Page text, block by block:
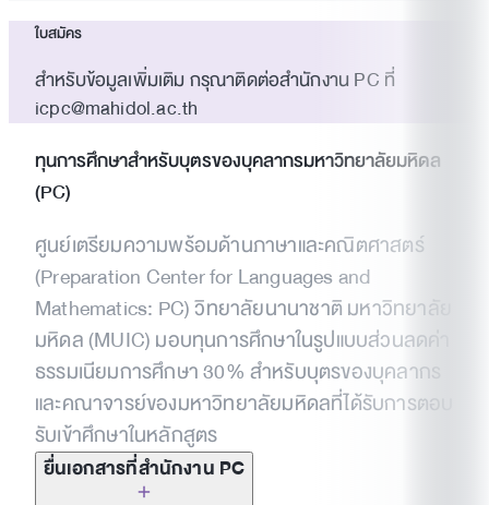
จดหมายรับรอง ฉบับ จากอาจารย์(ครู) หรือผู้ฝึกสอน
จดหมายรับรองต้องส่งจดหมายรับรองถึงสำนักงาน
โดยตรง ทางอีเมล์หรือไปรษณีย์
ใบสมัคร
สำหรับข้อมูลเพิ่มเติม กรุณาติดต่อสำนักงาน PC ที่
icpc@mahidol.ac.th
ทุนการศึกษาสำหรับบุตรของบุคลากรมหาวิทยาลัยมหิดล
(PC)
ศูนย์เตรียมความพร้อมด้านภาษาและคณิตศาสตร์
(Preparation Center for Languages and
Mathematics: PC) วิทยาลัยนานาชาติ มหาวิทยาลัย
มหิดล (MUIC) มอบทุนการศึกษาในรูปแบบส่วนลดค่า
ธรรมเนียมการศึกษา 30% สำหรับบุตรของบุคลากร
และคณาจารย์ของมหาวิทยาลัยมหิดลที่ได้รับการตอบ
รับเข้าศึกษาในหลักสูตร
ยื่นเอกสารที่สำนักงาน PC